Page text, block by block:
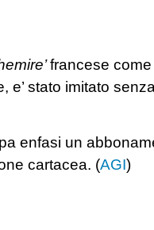
francese
e’ stato imitato
enfasi un
cartacea. (AGI)